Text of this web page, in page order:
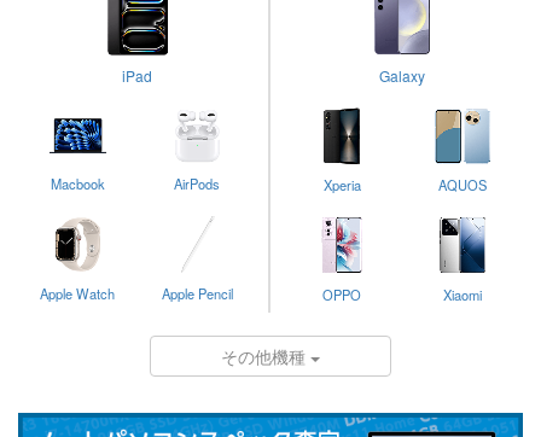
iPad
Macbook AirPods
Apple Watch Apple Pencil
Galaxy
Xperia AQUOS
OPPO Xiaomi
その他機種